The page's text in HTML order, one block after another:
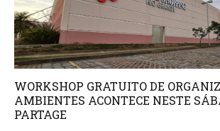
WORKSHOP GRATUITO DE
AMBIENTES ACONTECE NESTE
PARTAGE